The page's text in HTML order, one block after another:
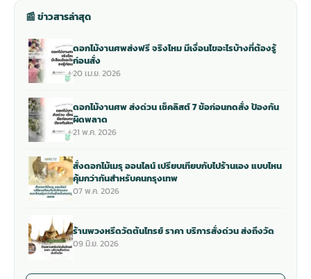
📰 ข่าวสารล่าสุด
ดอกไม้งานศพส่งฟรี จริงไหม มีเงื่อนไขอะไรบ้างที่ต้องรู้
ก่อนสั่ง
20 เม.ย. 2026
ดอกไม้งานศพ ส่งด่วน เช็คลิสต์ 7 ข้อก่อนกดสั่ง ป้องกัน
ผิดพลาด
21 พ.ค. 2026
สั่งดอกไม้เมรุ ออนไลน์ เปรียบเทียบกับไปร้านเอง แบบไหน
คุ้มกว่ากันสำหรับคนกรุงเทพ
07 พ.ค. 2026
ร้านพวงหรีดวัดต้นไทรย์ ราคา บริการสั่งด่วน ส่งถึงวัด
09 มิ.ย. 2026